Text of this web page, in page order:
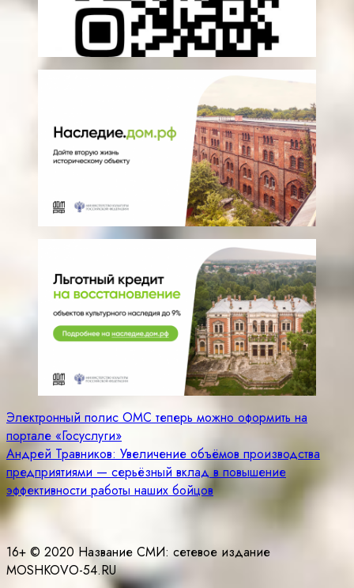
Навигация
по
записям
Электронный полис ОМС теперь можно оформить на
портале «Госуслуги»
Андрей Травников: Увеличение объёмов производства
предприятиями — серьёзный вклад в повышение
эффективности работы наших бойцов
16+ © 2020 Название СМИ: cетевое издание
MOSHKOVO-54.RU